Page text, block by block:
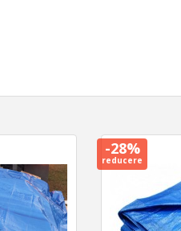
-28%
reducere